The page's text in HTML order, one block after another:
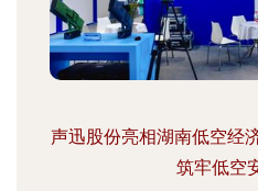
声迅股份亮相湖南低空经
筑牢低空